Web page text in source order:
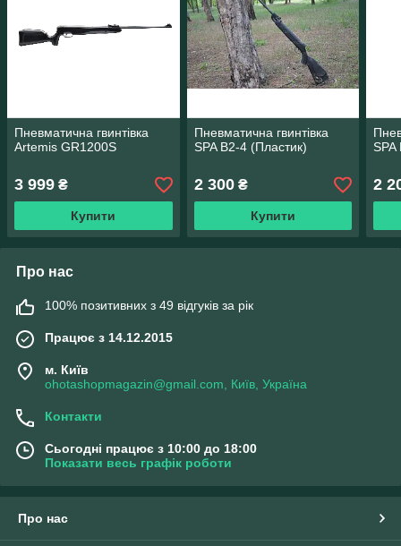
Пневматична гвинтівка
Artemis GR1200S
3 999 ₴
Купити
Пневматична гвинтівка
SPA B2-4 (Пластик)
2 300₴
Купити
SPA
2
Про нас
100% позитивних з 49 відгуків за рік
Працює з 14.12.2015
м. Київ
ohotashopmagazin@gmail.com, Київ, Україна
Контакти
Сьогодні працює з 10:00 до 18:00
Показати весь графік роботи
Про нас